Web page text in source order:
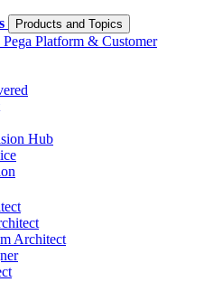
Products and Topics
Platform & Customer
Hub
Architect